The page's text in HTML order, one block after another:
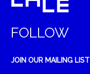
FOLLOW
JOIN OUR MAILING LIST